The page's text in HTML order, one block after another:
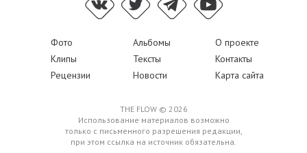
Фото Альбомы
О проекте
Клипы
Тексты
Контакты
Рецензии
Новости Карта сайта
THE FLOW © 2026
Использование материалов возможно
только с письменного разрешения редакции,
при этом ссылка на источник обязательна.